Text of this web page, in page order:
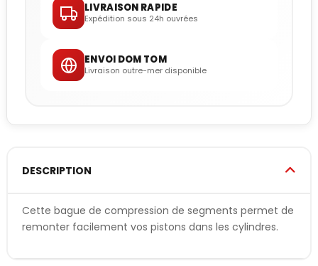
LIVRAISON RAPIDE
Expédition sous 24h ouvrées
ENVOI DOM TOM
Livraison outre-mer disponible
DESCRIPTION
Cette bague de compression de segments permet de
remonter facilement vos pistons dans les cylindres.